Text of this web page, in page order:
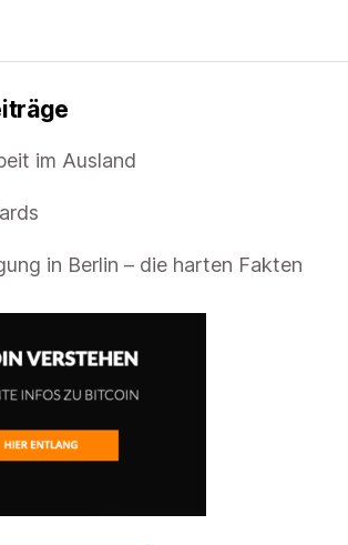
im Ausland
in Berlin – die harten Fakten